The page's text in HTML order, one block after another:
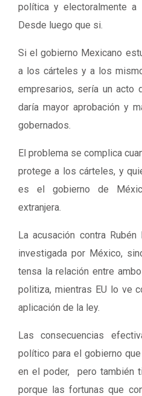
política y electoralmente a
Desde luego que si.
Si el gobierno Mexicano
a los cárteles y a los
empresarios, sería un acto
daría mayor aprobación y
gobernados.
El problema se complica
protege a los cárteles, y
es el gobierno de
extranjera.
La acusación contra
investigada por México,
tensa la relación entre
politiza, mientras EU lo ve
aplicación de la ley.
Las consecuencias
político para el gobierno
en el poder, pero también
porque las fortunas que